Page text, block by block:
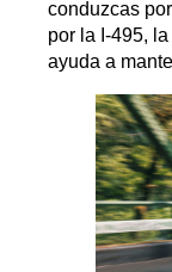
conduzcas
por la I-495,
ayuda a